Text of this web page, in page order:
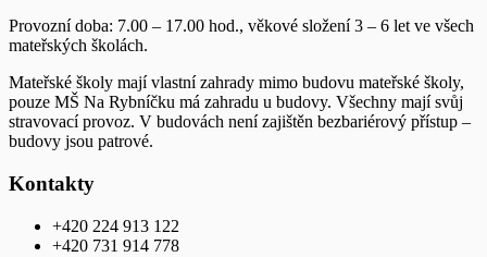
Provozní doba: 7.00 – 17.00 hod., věkové složení 3 – 6 let ve všech
mateřských školách.
Mateřské školy mají vlastní zahrady mimo budovu mateřské školy,
pouze MŠ Na Rybníčku má zahradu u budovy. Všechny mají svůj
stravovací provoz. V budovách není zajištěn bezbariérový přístup –
budovy jsou patrové.
Kontakty
+420 224 913 122
+420 731 914 778